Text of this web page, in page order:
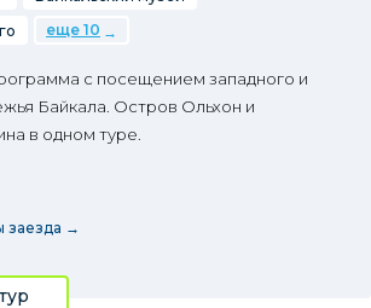
еще 10
с посещением западного и
Байкала. Остров Ольхон и
в одном туре.
заезда →